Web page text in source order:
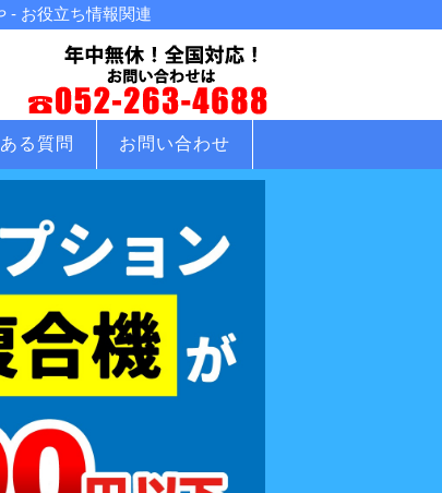
- お役立ち情報関連
る質問 お問い合わせ